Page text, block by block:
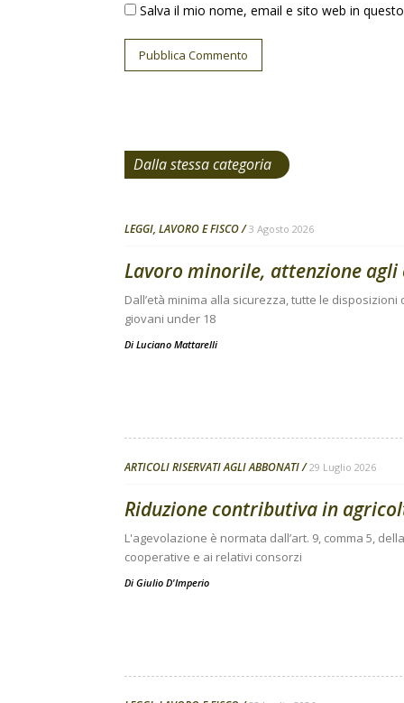
Salva il mio nome, email e sito web in
Dalla stessa categoria
LEGGI, LAVORO E FISCO 3 Agosto 2026
Lavoro minorile, attenzione agli
Dall’età minima alla sicurezza, tutte le
giovani under 18
Di Luciano Mattarelli
ARTICOLI RISERVATI AGLI ABBONATI 29 Luglio 2026
Riduzione contributiva in
L'agevolazione è normata dall’art. 9, comma 5,
cooperative e ai relativi consorzi
Di Giulio D'Imperio